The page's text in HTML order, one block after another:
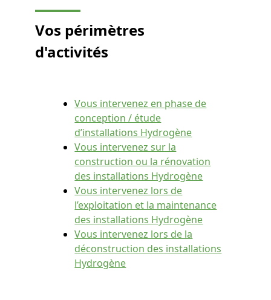
Vos périmètres
d'activités
Vous intervenez en phase de
conception / étude
d’installations Hydrogène
Vous intervenez sur la
construction ou la rénovation
des installations Hydrogène
Vous intervenez lors de
l’exploitation et la maintenance
des installations Hydrogène
Vous intervenez lors de la
déconstruction des installations
Hydrogène